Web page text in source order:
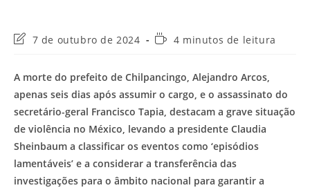
Última
post:
7 de outubro de 2024
Tempo4 minutos de leitura
A morte do prefeito de Chilpancingo, Alejandro Arcos,
apenas seis dias após assumir o cargo, e o assassinato do
secretário-geral Francisco Tapia, destacam a grave situação
de violência no México, levando a presidente Claudia
Sheinbaum a classificar os eventos como ‘episódios
lamentáveis’ e a considerar a transferência das
investigações para o âmbito nacional para garantir a